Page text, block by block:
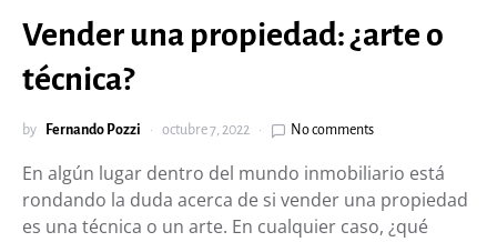
Vender una propiedad: ¿arte o
técnica?
by Fernando Pozzi octubre 7, 2022 No comments
En algún lugar dentro del mundo inmobiliario está
rondando la duda acerca de si vender una propiedad
es una técnica o un arte. En cualquier caso, ¿qué